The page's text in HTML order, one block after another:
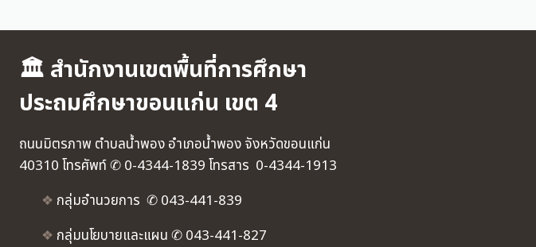
🏛 สำนักงานเขตพื้นที่การศึกษา
ประถมศึกษาขอนแก่น เขต 4
ถนนมิตรภาพ ตำบลน้ำพอง อำเภอน้ำพอง จังหวัดขอนแก่น
40310 โทรศัพท์ ✆ 0-4344-1839 โทรสาร 0-4344-1913
❖ กลุ่มอำนวยการ ✆ 043-441-839
❖ กลุ่มนโยบายและแผน ✆ 043-441-827